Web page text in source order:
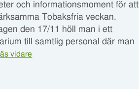
och informationsmoment för att
Tobaksfria veckan.
den 17/11 höll man i ett
till samtlig personal där man
vidare